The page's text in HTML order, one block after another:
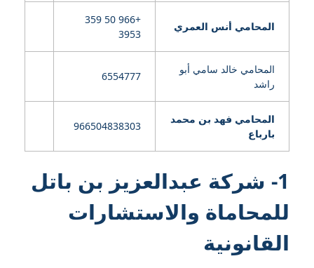
المحامي أنس العمري
+966 50 359
3953
المحامي خالد سامي أبو
راشد
6554777
المحامي فهد بن محمد
بارباع
966504838303
1- شركة عبدالعزيز بن باتل
للمحاماة والاستشارات
القانونية